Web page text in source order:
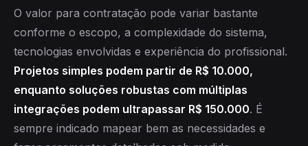
O valor para contratação pode variar bastante
conforme o escopo, a complexidade do sistema,
tecnologias envolvidas e experiência do profissional.
Projetos simples podem partir de R$ 10.000,
enquanto soluções robustas com múltiplas
integrações podem ultrapassar R$ 150.000. É
sempre indicado mapear bem as necessidades e